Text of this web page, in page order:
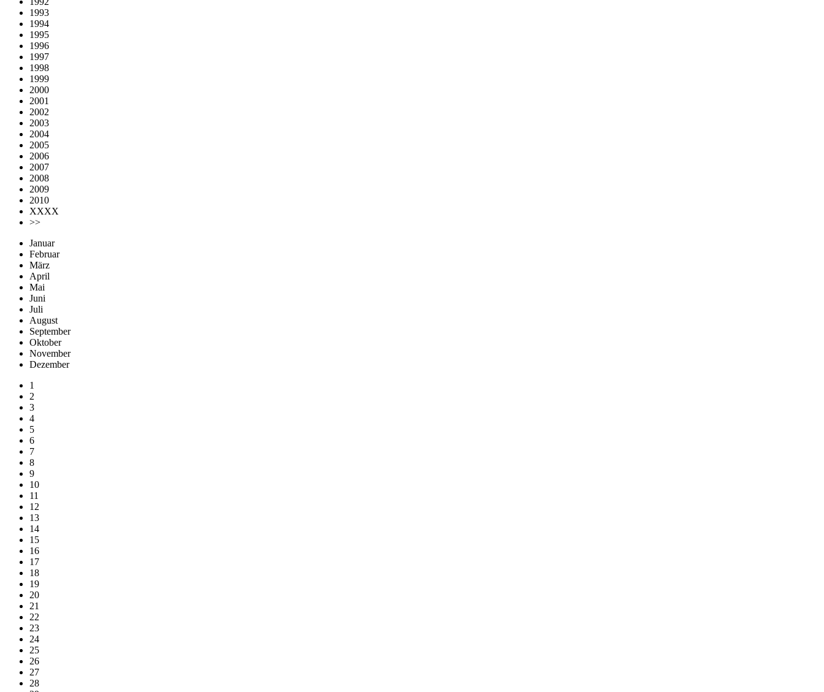
1993
1994
1995
1996
1997
1998
1999
2000
2001
2002
2003
2004
2005
2006
2007
2008
2009
2010
XXXX
>>
Januar
Februar
März
April
Mai
Juni
Juli
August
September
Oktober
November
Dezember
1
2
3
4
5
6
7
8
9
10
11
12
13
14
15
16
17
18
19
20
21
22
23
24
25
26
27
28